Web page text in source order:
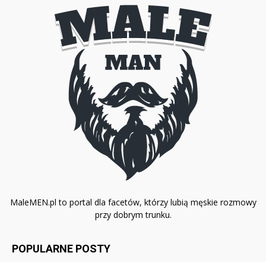
MaleMEN.pl to portal dla facetów, którzy lubią męskie rozmowy
przy dobrym trunku.
POPULARNE POSTY